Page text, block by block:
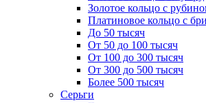
Золотое кольцо с
Платиновое кольцо с
До 50 тысяч
От 50 до 100 тысяч
От 100 до 300 тысяч
От 300 до 500 тысяч
Более 500 тысяч
Серьги